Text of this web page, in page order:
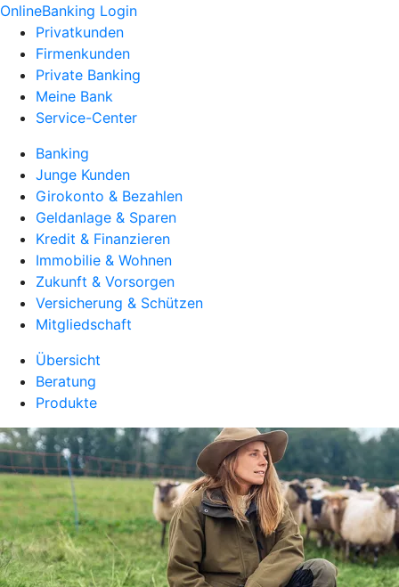
OnlineBanking Login
Privatkunden
Firmenkunden
Private Banking
Meine Bank
Service-Center
Banking
Junge Kunden
Girokonto & Bezahlen
Geldanlage & Sparen
Kredit & Finanzieren
Immobilie & Wohnen
Zukunft & Vorsorgen
Versicherung & Schützen
Mitgliedschaft
Übersicht
Beratung
Produkte